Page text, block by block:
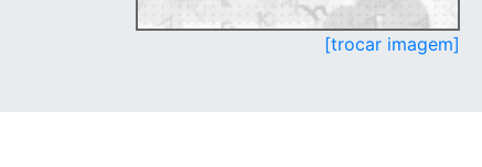
[trocar imagem]